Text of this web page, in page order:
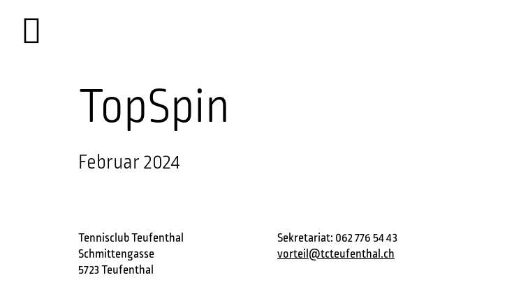
TopSpin
Februar 2024
Tennisclub Teufenthal
Schmittengasse
5723 Teufenthal
Sekretariat: 062 776 54 43
vorteil@tcteufenthal.ch